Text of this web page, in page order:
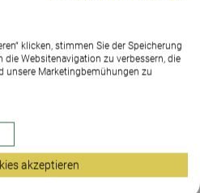
für die Gestaltung von
Ausbauwerkstoff par
von Holz: Es ist
Raumklima und kommt
Bestand:
von Inga Kremer
klicken, stimmen Sie der Speicherung
die Websitenavigation zu verbessern, die
unsere Marketingbemühungen zu
akzeptieren